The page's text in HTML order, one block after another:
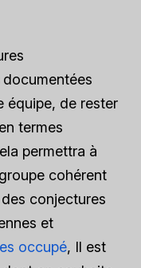
équipe, de rester
termes
permettra à
cohérent
conjectures
et
occupé, Il est